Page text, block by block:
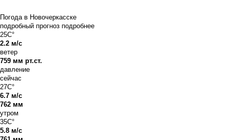
Погода в Новочеркасске
подробный прогноз подробнее
25C°
2.2 м/с
ветер
759 мм рт.ст.
давление
сейчас
27C°
6.7 м/с
762 мм
утром
35C°
5.8 м/с